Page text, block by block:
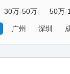
30万-50万 50万-
广州 深圳